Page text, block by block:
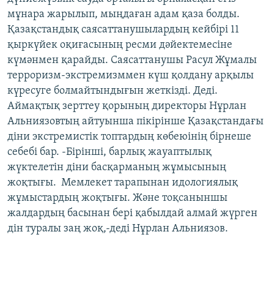
мұнара жарылып, мыңдаған адам қаза болды.
Қазақстандық саясаттанушылардың кейбірі 11
қыркүйек оқиғасының ресми дәйектемесіне
күмәнмен қарайды. Саясаттанушы Расул Жұмалы
терроризм-экстремизммен күш қолдану арқылы
күресуге болмайтындығын жеткізді. Деді.
Аймақтық зерттеу қорының директоры Нұрлан
Альниязовтың айтуынша пікірінше Қазақстандағы
діни экстремистік топтардың көбеюінің бірнеше
себебі бар. -Бірінші, барлық жауаптылық
жүктелетін діни басқарманың жұмысының
жоқтығы. Мемлекет тарапынан идологиялық
жұмыстардың жоқтығы. Және тоқсаныншы
жалдардың басынан бері қабылдай алмай жүрген
дін туралы заң жоқ,-деді Нұрлан Альниязов.